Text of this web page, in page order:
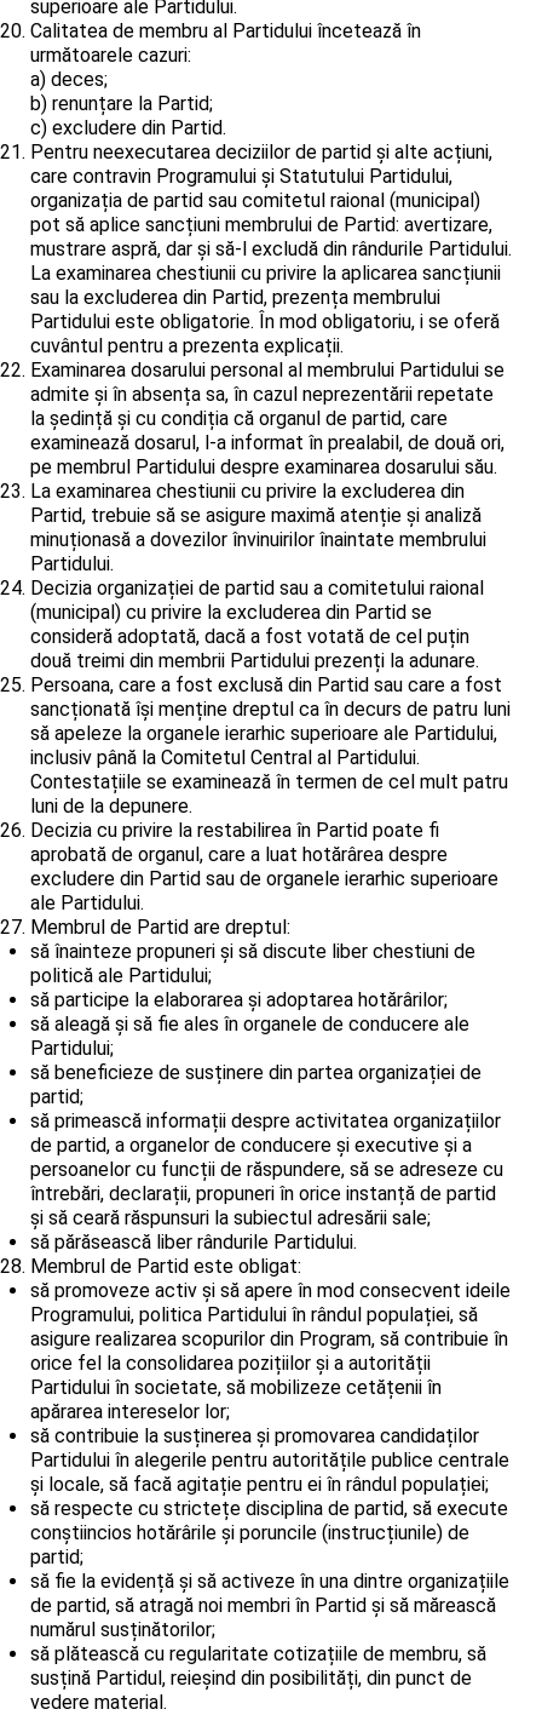
superioare ale Partidului.
Calitatea de membru al Partidului încetează în
următoarele cazuri:
a) deces;
b) renunțare la Partid;
c) excludere din Partid.
Pentru neexecutarea deciziilor de partid și alte acțiuni,
care contravin Programului și Statutului Partidului,
organizația de partid sau comitetul raional (municipal)
pot să aplice sancțiuni membrului de Partid: avertizare,
mustrare aspră, dar și să-l excludă din rândurile Partidului.
La examinarea chestiunii cu privire la aplicarea sancțiunii
sau la excluderea din Partid, prezența membrului
Partidului este obligatorie. În mod obligatoriu, i se oferă
cuvântul pentru a prezenta explicații.
Examinarea dosarului personal al membrului Partidului se
admite și în absența sa, în cazul neprezentării repetate
la ședință și cu condiția că organul de partid, care
examinează dosarul, l-a informat în prealabil, de două ori,
pe membrul Partidului despre examinarea dosarului său.
La examinarea chestiunii cu privire la excluderea din
Partid, trebuie să se asigure maximă atenție și analiză
minuționasă a dovezilor învinuirilor înaintate membrului
Partidului.
Decizia organizației de partid sau a comitetului raional
(municipal) cu privire la excluderea din Partid se
consideră adoptată, dacă a fost votată de cel puțin
două treimi din membrii Partidului prezenți la adunare.
Persoana, care a fost exclusă din Partid sau care a fost
sancționată își menține dreptul ca în decurs de patru luni
să apeleze la organele ierarhic superioare ale Partidului,
inclusiv până la Comitetul Central al Partidului.
Contestațiile se examinează în termen de cel mult patru
luni de la depunere.
Decizia cu privire la restabilirea în Partid poate fi
aprobată de organul, care a luat hotărârea despre
excludere din Partid sau de organele ierarhic superioare
ale Partidului.
Membrul de Partid are dreptul:
să înainteze propuneri și să discute liber chestiuni de
politică ale Partidului;
să participe la elaborarea și adoptarea hotărârilor;
să aleagă și să fie ales în organele de conducere ale
Partidului;
să beneficieze de susținere din partea organizației de
partid;
să primească informații despre activitatea organizațiilor
de partid, a organelor de conducere și executive și a
persoanelor cu funcții de răspundere, să se adreseze cu
întrebări, declarații, propuneri în orice instanță de partid
și să ceară răspunsuri la subiectul adresării sale;
să părăsească liber rândurile Partidului.
Membrul de Partid este obligat:
să promoveze activ și să apere în mod consecvent ideile
Programului, politica Partidului în rândul populației, să
asigure realizarea scopurilor din Program, să contribuie în
orice fel la consolidarea pozițiilor și a autorității
Partidului în societate, să mobilizeze cetățenii în
apărarea intereselor lor;
să contribuie la susținerea și promovarea candidaților
Partidului în alegerile pentru autoritățile publice centrale
și locale, să facă agitație pentru ei în rândul populației;
să respecte cu strictețe disciplina de partid, să execute
conștiincios hotărârile și poruncile (instrucțiunile) de
partid;
să fie la evidență și să activeze în una dintre organizațiile
de partid, să atragă noi membri în Partid și să mărească
numărul susținătorilor;
să plătească cu regularitate cotizațiile de membru, să
susțină Partidul, reieșind din posibilități, din punct de
vedere material.